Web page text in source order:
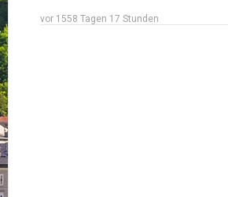
vor 1558 Tagen 17 Stunden